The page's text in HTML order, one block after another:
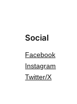
Social
Facebook
Instagram
Twitter/X